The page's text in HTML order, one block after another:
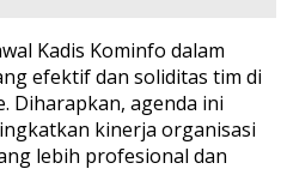
Kadis Kominfo dalam
efektif dan soliditas tim di
Diharapkan, agenda ini
kinerja organisasi
lebih profesional dan